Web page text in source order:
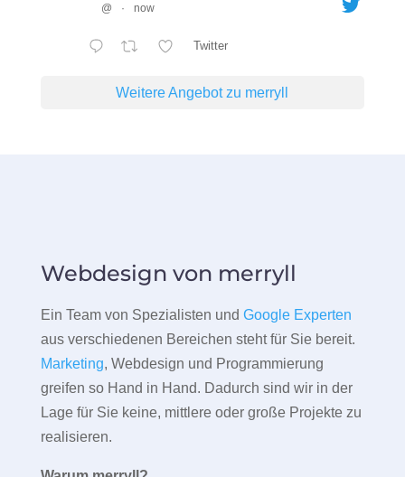
@ · now
Twitter
Weitere Angebot zu merryll
Webdesign von merryll
Ein Team von Spezialisten und Google Experten
aus verschiedenen Bereichen steht für Sie bereit.
Marketing, Webdesign und Programmierung
greifen so Hand in Hand. Dadurch sind wir in der
Lage für Sie keine, mittlere oder große Projekte zu
realisieren.